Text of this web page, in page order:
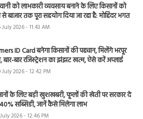
को लाभकारी व्यवसाय बनाने के लिए किसानों को
बाजार तक पूरा सहयोग दिया जा रहा है: मोहिंदर भगत
July 2026 - 11:43 AM
ID Card बनेगा किसानों की पहचान, मिलेंगे भरपूर
बार-बार रजिस्ट्रेशन का झंझट खत्म, ऐसे करें अप्लाई
July 2026 - 12:42 PM
के लिए बड़ी खुशखबरी, फूलों की खेती पर सरकार दे
सब्सिडी, जानें कैसे मिलेगा लाभ
2026 - 12:46 PM